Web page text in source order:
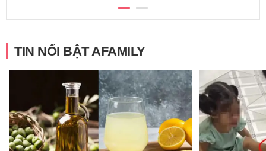
TIN NỔI BẬT AFAMILY